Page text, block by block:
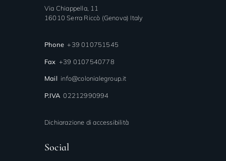
Via Chiappella, 11
16010 Serra Riccò (Genova) Italy
Phone +39 010751545
Fax +39 0107540778
Mail info@colonialegroup.it
P.IVA 02212990994
Dichiarazione di accessibilità
Social